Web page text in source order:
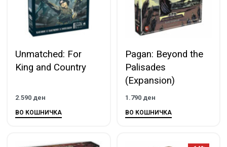
Unmatched: For
King and Country
2.590 ден
ВО КОШНИЧКА
Pagan: Beyond the
Palisades
(Expansion)
1.790 ден
ВО КОШНИЧКА